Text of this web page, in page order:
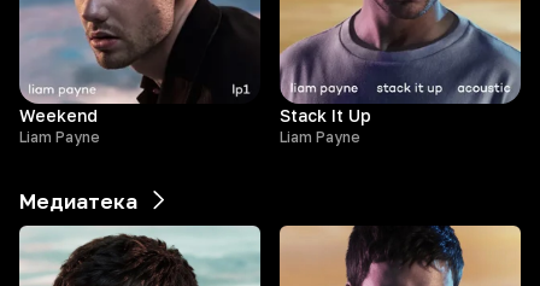
Weekend
Liam Payne
Stack It Up
Liam Payne
Медиатека